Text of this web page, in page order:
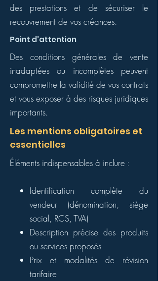
des prestations et de sécuriser le
recouvrement de vos créances.
Point d'attention
Des conditions générales de vente
inadaptées ou incomplètes peuvent
compromettre la validité de vos contrats
et vous exposer à des risques juridiques
importants.
Les mentions obligatoires et
essentielles
Éléments indispensables à inclure :
Identification complète du
vendeur (dénomination, siège
social, RCS, TVA)
Description précise des produits
ou services proposés
Prix et modalités de révision
tarifaire